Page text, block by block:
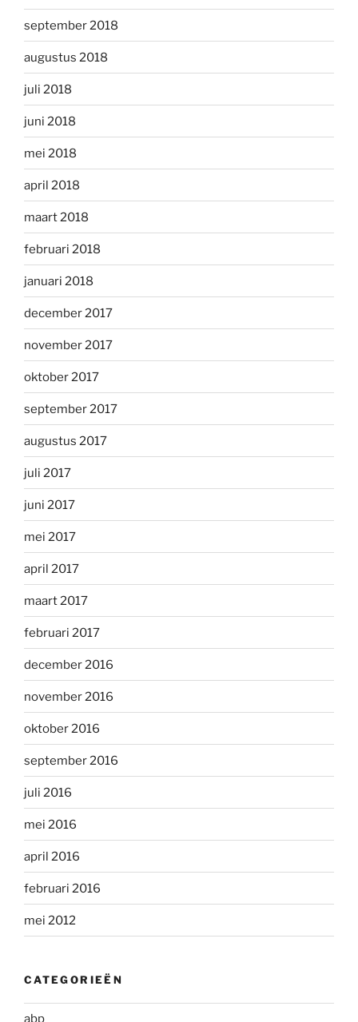
september 2018
augustus 2018
juli 2018
juni 2018
mei 2018
april 2018
maart 2018
februari 2018
januari 2018
december 2017
november 2017
oktober 2017
september 2017
augustus 2017
juli 2017
juni 2017
mei 2017
april 2017
maart 2017
februari 2017
december 2016
november 2016
oktober 2016
september 2016
juli 2016
mei 2016
april 2016
februari 2016
mei 2012
CATEGORIEËN
abp